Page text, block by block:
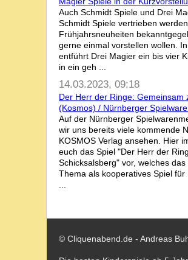
Auch Schmidt Spiele und Drei
Schmidt Spiele vertrieben
Frühjahrsneuheiten
gerne einmal vorstellen wollen.
entführt Drei Magier ein bis vier
in ein geh ...
14.03.2023, 09:18
Der Herr der Ringe: Gemeinsam
(Kosmos) / Nürnberger
Auf der Nürnberger
wir uns bereits viele kommende
KOSMOS Verlag ansehen. Hier
euch das Spiel "Der Herr der
Schicksalsberg" vor, welches
Thema als kooperatives Spiel für
© Cliquenabend.de - Andreas